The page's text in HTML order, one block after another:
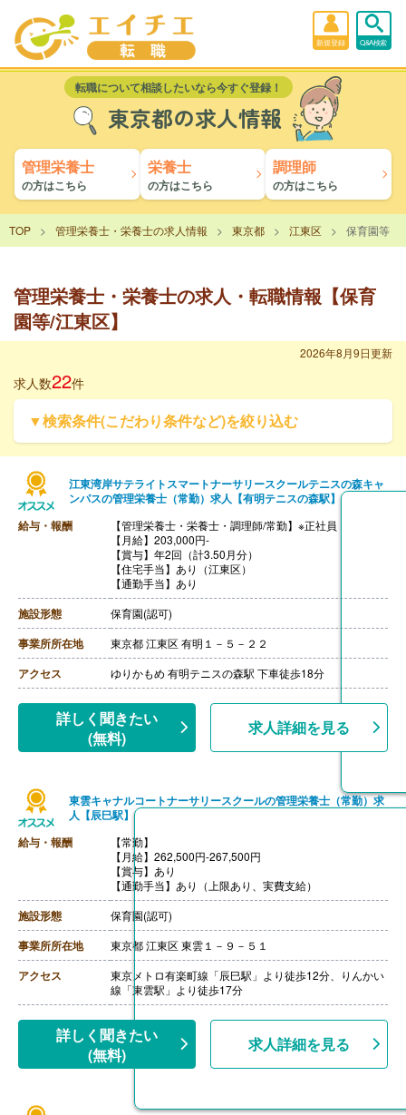
新規登録 Q&A検索
転職について相談したいなら今すぐ登録！
東京都の求人情報
管理栄養士
の方はこちら
栄養士
の方はこちら
調理師
の方はこちら
TOP 管理栄養士・栄養士の求人情報 東京都 江東区 保育園等
管理栄養士・栄養士の求人・転職情報【保育
園等/江東区】
2026年8月9日更新
求人数22件
▼検索条件(こだわり条件など)を絞り込む
江東湾岸サテライトスマートナーサリースクールテニスの森キャ
ンパスの管理栄養士（常勤）求人【有明テニスの森駅】
給与・報酬
【管理栄養士・栄養士・調理師/常勤】※正社員
【月給】203,000円-
【賞与】年2回（計3.50月分）
【住宅手当】あり（江東区）
【通勤手当】あり
施設形態 保育園(認可)
事業所所在地 東京都 江東区 有明１－５－２２
アクセス ゆりかもめ 有明テニスの森駅 下車徒歩18分
詳しく聞きたい
(無料)
求人詳細を見る
東雲キャナルコートナーサリースクールの管理栄養士（常勤）求
人【辰巳駅】
給与・報酬
【常勤】
【月給】262,500円-267,500円
【賞与】あり
【通勤手当】あり（上限あり、実費支給）
施設形態 保育園(認可)
事業所所在地 東京都 江東区 東雲１－９－５１
アクセス
東京メトロ有楽町線「辰巳駅」より徒歩12分、りんかい
線「東雲駅」より徒歩17分
詳しく聞きたい
(無料)
求人詳細を見る